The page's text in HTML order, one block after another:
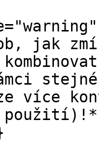
jak
více
použití)!*